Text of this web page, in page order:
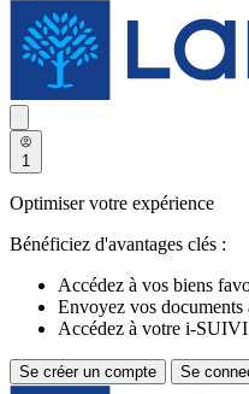
1
Optimiser votre expérience
Bénéficiez d'avantages clés :
Accédez à vos biens
Envoyez vos documents
Accédez à votre i-SUIVI
Se créer un compte Se